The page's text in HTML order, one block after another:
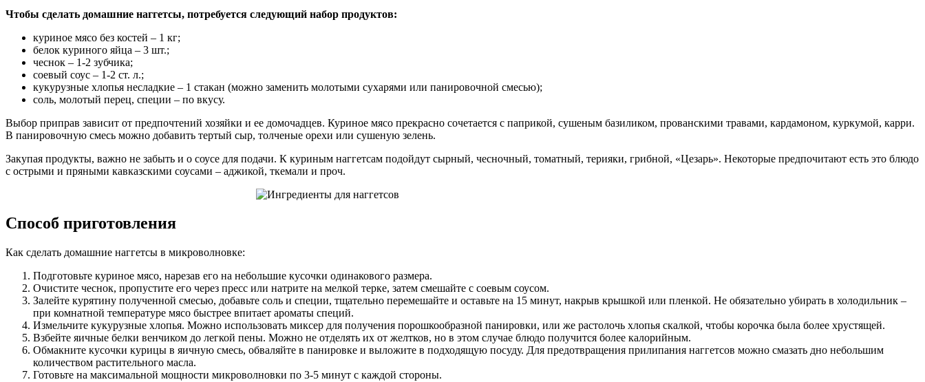
Чтобы сделать домашние наггетсы, потребуется следующий набор продуктов:
куриное мясо без костей – 1 кг;
белок куриного яйца – 3 шт.;
чеснок – 1-2 зубчика;
соевый соус – 1-2 ст. л.;
кукурузные хлопья несладкие – 1 стакан (можно заменить молотыми сухарями или панировочной смесью);
соль, молотый перец, специи – по вкусу.
Выбор приправ зависит от предпочтений хозяйки и ее домочадцев. Куриное мясо прекрасно сочетается с паприкой, сушеным базиликом, прованскими травами, кардамоном, куркумой, карри.
В панировочную смесь можно добавить тертый сыр, толченые орехи или сушеную зелень.
Закупая продукты, важно не забыть и о соусе для подачи. К куриным наггетсам подойдут сырный, чесночный, томатный, терияки, грибной, «Цезарь». Некоторые предпочитают есть это блюдо
с острыми и пряными кавказскими соусами – аджикой, ткемали и проч.
Способ приготовления
Как сделать домашние наггетсы в микроволновке:
Подготовьте куриное мясо, нарезав его на небольшие кусочки одинакового размера.
Очистите чеснок, пропустите его через пресс или натрите на мелкой терке, затем смешайте с соевым соусом.
Залейте курятину полученной смесью, добавьте соль и специи, тщательно перемешайте и оставьте на 15 минут, накрыв крышкой или пленкой. Не обязательно убирать в холодильник –
при комнатной температуре мясо быстрее впитает ароматы специй.
Измельчите кукурузные хлопья. Можно использовать миксер для получения порошкообразной панировки, или же растолочь хлопья скалкой, чтобы корочка была более хрустящей.
Взбейте яичные белки венчиком до легкой пены. Можно не отделять их от желтков, но в этом случае блюдо получится более калорийным.
Обмакните кусочки курицы в яичную смесь, обваляйте в панировке и выложите в подходящую посуду. Для предотвращения прилипания наггетсов можно смазать дно небольшим
количеством растительного масла.
Готовьте на максимальной мощности микроволновки по 3-5 минут с каждой стороны.